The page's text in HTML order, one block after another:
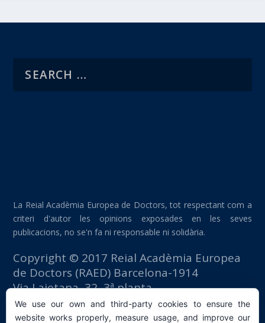
La Reial Acadèmia Europea de Doctors, tot respectant com a
criteri d'autor les opinions exposades en les seves
publicacions, no se'n fa ni responsable ni solidària.
Copyright © 2017 Reial Acadèmia Europea
de Doctors (RAED) Barcelona-1914
Via Laietana, 32, 3ª planta
Edifici Foment del Treball
08003 Barcelona (España)
We use our own and third-party cookies to ensure the
website works properly, measure usage, and improve our